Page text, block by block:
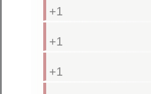
+1
+1
+1